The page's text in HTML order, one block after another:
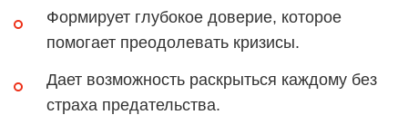
Формирует глубокое доверие, которое
помогает преодолевать кризисы.
Дает возможность раскрыться каждому без
страха предательства.